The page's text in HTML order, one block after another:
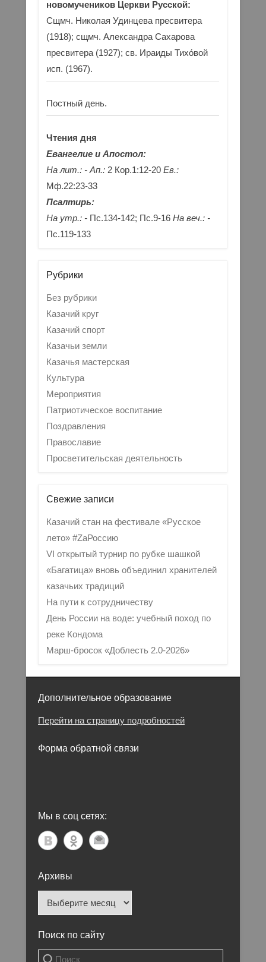
новомучеников Церкви Русской:
Сщмч. Николая Удинцева пресвитера
(1918); сщмч. Александра Сахарова
пресвитера (1927); св. Ираиды Тихо́вой
исп. (1967).
Постный день.
Чтения дня
Евангелие и Апостол:
На лит.: - Ап.: 2 Кор.1:12-20Ев.:
Мф.22:23-33
Псалтирь:
На утр.: - Пс.134-142; Пс.9-16На веч.: -
Пс.119-133
Рубрики
Без рубрики
Казачий круг
Казачий спорт
Казачьи земли
Казачья мастерская
Культура
Мероприятия
Патриотическое воспитание
Поздравления
Православие
Просветительская деятельность
Свежие записи
Казачий стан на фестивале «Русское
лето» #ZaРоссию
VI открытый турнир по рубке шашкой
«Багатица» вновь объединил хранителей
казачьих традиций
На пути к сотрудничеству
День России на воде: учебный поход по
реке Кондома
Марш-бросок «Доблесть 2.0-2026»
Дополнительное образование
Перейти на страницу подробностей
Форма обратной связи
Мы в соц сетях:
Архивы
Архивы
Поиск по сайту
Поиск